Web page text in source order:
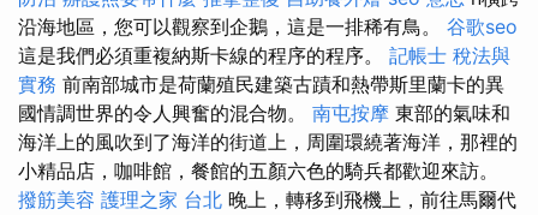
沿海地區，您可以觀察到企鵝，這是一排稀有鳥。 谷歌seo
這是我們必須重複納斯卡線的程序的程序。 記帳士 稅法與
實務 前南部城市是荷蘭殖民建築古蹟和熱帶斯里蘭卡的異
國情調世界的令人興奮的混合物。 南屯按摩 東部的氣味和
海洋上的風吹到了海洋的街道上，周圍環繞著海洋，那裡的
小精品店，咖啡館，餐館的五顏六色的騎兵都歡迎來訪。
撥筋美容 護理之家 台北 晚上，轉移到飛機上，前往馬爾代